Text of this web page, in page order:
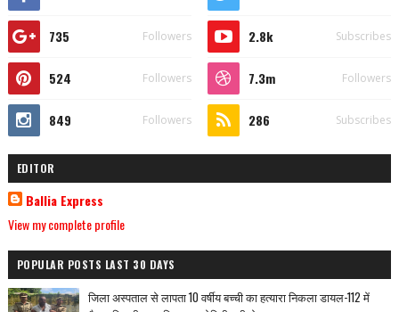
735 Followers 2.8k Subscribes
524 Followers 7.3m Followers
849 Followers 286 Subscribes
EDITOR
Ballia Express
View my complete profile
POPULAR POSTS LAST 30 DAYS
जिला अस्पताल से लापता 10 वर्षीय बच्ची का हत्यारा निकला डायल-112 में